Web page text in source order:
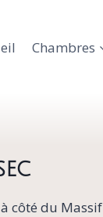
Chambres
côté du